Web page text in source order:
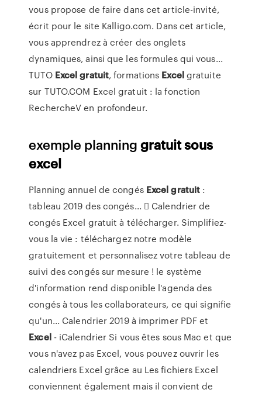
vous propose de faire dans cet article-invité,
écrit pour le site Kalligo.com. Dans cet article,
vous apprendrez à créer des onglets
dynamiques, ainsi que les formules qui vous...
TUTO Excel gratuit, formations Excelgratuite
sur TUTO.COM Excel gratuit : la fonction
RechercheV en profondeur.
exemple planninggratuitsous
excel
Planning annuel de congés Excel gratuit :
tableau 2019 des congés...  Calendrier de
congés Excel gratuit à télécharger. Simplifiez-
vous la vie : téléchargez notre modèle
gratuitement et personnalisez votre tableau de
suivi des congés sur mesure ! le système
d'information rend disponible l'agenda des
congés à tous les collaborateurs, ce qui signifie
qu'un... Calendrier 2019 à imprimer PDF et
Excel- iCalendrier Si vous êtes sous Mac et que
vous n'avez pas Excel, vous pouvez ouvrir les
calendriers Excel grâce au Les fichiers Excel
conviennent également mais il convient de